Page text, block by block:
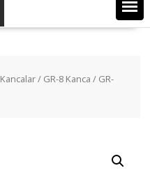
Kancalar/ GR-8 Kanca / GR-